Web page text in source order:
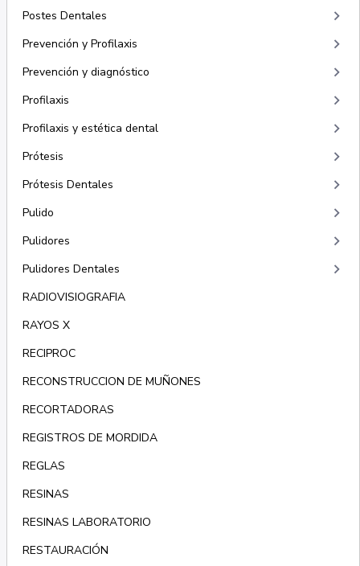
Postes Dentales keyboard_arrow_right
Prevención y Profilaxis keyboard_arrow_right
Prevención y diagnóstico keyboard_arrow_right
Profilaxis keyboard_arrow_right
Profilaxis y estética dental keyboard_arrow_right
Prótesis keyboard_arrow_right
Prótesis Dentales keyboard_arrow_right
Pulido keyboard_arrow_right
Pulidores keyboard_arrow_right
Pulidores Dentales keyboard_arrow_right
RADIOVISIOGRAFIA
RAYOS X
RECIPROC
RECONSTRUCCION DE MUÑONES
RECORTADORAS
REGISTROS DE MORDIDA
REGLAS
RESINAS
RESINAS LABORATORIO
RESTAURACIÓN